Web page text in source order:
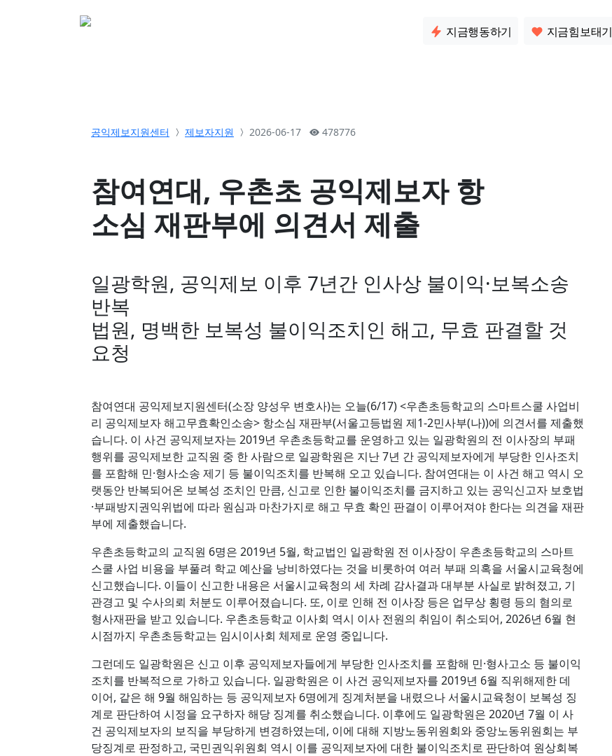
지금행동하기 지금힘보태기
공익제보지원센터 제보자지원 2026-06-17 478776
참여연대, 우촌초 공익제보자 항
소심 재판부에 의견서 제출
일광학원, 공익제보 이후 7년간 인사상 불이익·보복소송
반복
법원, 명백한 보복성 불이익조치인 해고, 무효 판결할 것
요청
참여연대 공익제보지원센터(소장 양성우 변호사)는 오늘(6/17) <우촌초등학교의 스마트스쿨 사업비
리 공익제보자 해고무효확인소송> 항소심 재판부(서울고등법원 제1-2민사부(나))에 의견서를 제출했
습니다. 이 사건 공익제보자는 2019년 우촌초등학교를 운영하고 있는 일광학원의 전 이사장의 부패
행위를 공익제보한 교직원 중 한 사람으로 일광학원은 지난 7년 간 공익제보자에게 부당한 인사조치
를 포함해 민·형사소송 제기 등 불이익조치를 반복해 오고 있습니다. 참여연대는 이 사건 해고 역시 오
랫동안 반복되어온 보복성 조치인 만큼, 신고로 인한 불이익조치를 금지하고 있는 공익신고자 보호법
·부패방지권익위법에 따라 원심과 마찬가지로 해고 무효 확인 판결이 이루어져야 한다는 의견을 재판
부에 제출했습니다.
우촌초등학교의 교직원 6명은 2019년 5월, 학교법인 일광학원 전 이사장이 우촌초등학교의 스마트
스쿨 사업 비용을 부풀려 학교 예산을 낭비하였다는 것을 비롯하여 여러 부패 의혹을 서울시교육청에
신고했습니다. 이들이 신고한 내용은 서울시교육청의 세 차례 감사결과 대부분 사실로 밝혀졌고, 기
관경고 및 수사의뢰 처분도 이루어졌습니다. 또, 이로 인해 전 이사장 등은 업무상 횡령 등의 혐의로
형사재판을 받고 있습니다. 우촌초등학교 이사회 역시 이사 전원의 취임이 취소되어, 2026년 6월 현
시점까지 우촌초등학교는 임시이사회 체제로 운영 중입니다.
그런데도 일광학원은 신고 이후 공익제보자들에게 부당한 인사조치를 포함해 민·형사고소 등 불이익
조치를 반복적으로 가하고 있습니다. 일광학원은 이 사건 공익제보자를 2019년 6월 직위해제한 데
이어, 같은 해 9월 해임하는 등 공익제보자 6명에게 징계처분을 내렸으나 서울시교육청이 보복성 징
계로 판단하여 시정을 요구하자 해당 징계를 취소했습니다. 이후에도 일광학원은 2020년 7월 이 사
건 공익제보자의 보직을 부당하게 변경하였는데, 이에 대해 지방노동위원회와 중앙노동위원회는 부
당징계로 판정하고, 국민권익위원회 역시 이를 공익제보자에 대한 불이익조치로 판단하여 원상회복